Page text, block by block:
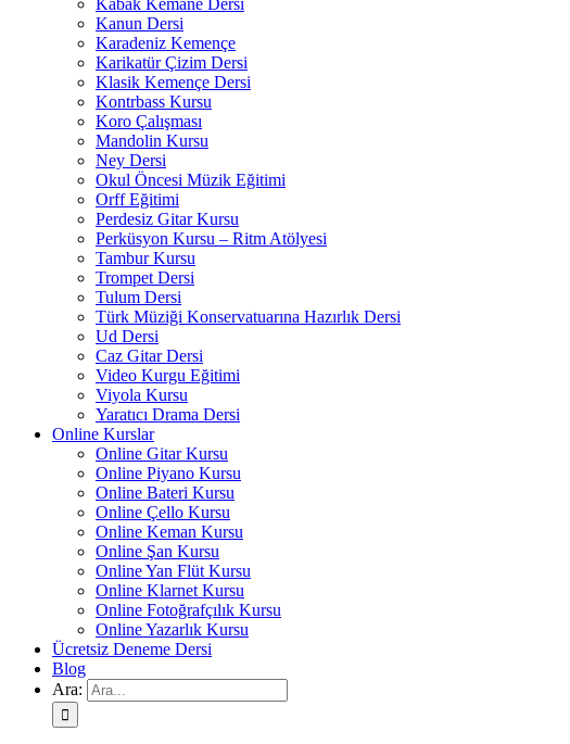
Kabak Kemane Dersi
Kanun Dersi
Karadeniz Kemençe
Karikatür Çizim Dersi
Klasik Kemençe Dersi
Kontrbass Kursu
Koro Çalışması
Mandolin Kursu
Ney Dersi
Okul Öncesi Müzik Eğitimi
Orff Eğitimi
Perdesiz Gitar Kursu
Perküsyon Kursu – Ritm Atölyesi
Tambur Kursu
Trompet Dersi
Tulum Dersi
Türk Müziği Konservatuarına Hazırlık Dersi
Ud Dersi
Caz Gitar Dersi
Video Kurgu Eğitimi
Viyola Kursu
Yaratıcı Drama Dersi
Online Kurslar
Online Gitar Kursu
Online Piyano Kursu
Online Bateri Kursu
Online Çello Kursu
Online Keman Kursu
Online Şan Kursu
Online Yan Flüt Kursu
Online Klarnet Kursu
Online Fotoğrafçılık Kursu
Online Yazarlık Kursu
Ücretsiz Deneme Dersi
Blog
Ara: